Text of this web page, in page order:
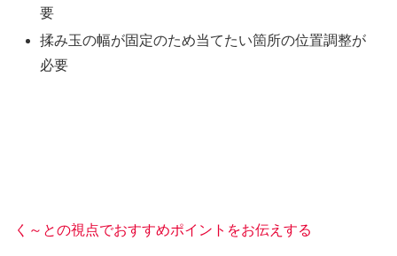
要
揉み玉の幅が固定のため当てたい箇所の位置調整が
必要
く～との視点でおすすめポイントをお伝えする